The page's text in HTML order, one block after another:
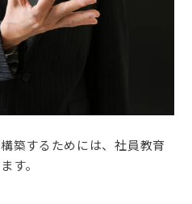
築するためには、社員教育
す。